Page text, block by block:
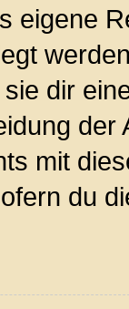
eigene
dir
mit
du